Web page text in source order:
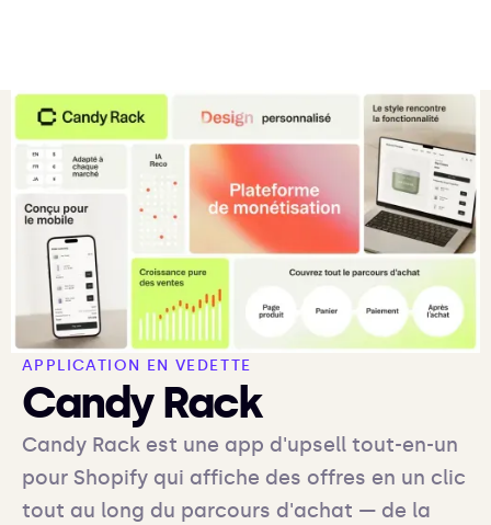
APPLICATION EN VEDETTE
Candy Rack
Candy Rack est une app d'upsell tout-en-un
pour Shopify qui affiche des offres en un clic
tout au long du parcours d'achat — de la